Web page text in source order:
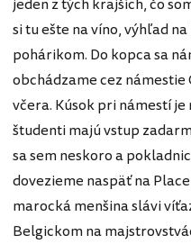
jeden z tých krajších, čo
si tu ešte na víno, výhľad
pohárikom. Do kopca sa
obchádzame cez
včera. Kúsok pri námestí
študenti majú vstup
sa sem neskoro a
dovezieme naspäť na
marocká menšina slávi
Belgickom na